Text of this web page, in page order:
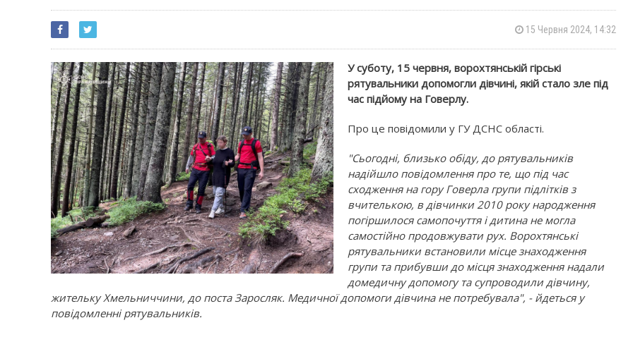
15 Червня 2024, 14:32
У суботу, 15 червня, ворохтянській гірські
рятувальники допомогли дівчині, якій стало зле під
час підйому на Говерлу.
Про це повідомили у ГУ ДСНС області.
"Сьогодні, близько обіду, до рятувальників
надійшло повідомлення про те, що під час
сходження на гору Говерла групи підлітків з
вчителькою, в дівчинки 2010 року народження
погіршилося самопочуття і дитина не могла
самостійно продовжувати рух. Ворохтянські
рятувальники встановили місце знаходження
групи та прибувши до місця знаходження надали
домедичну допомогу та супроводили дівчину,
жительку Хмельниччини, до поста Заросляк. Медичної допомоги дівчина не потребувала", - йдеться у
повідомленні рятувальників.